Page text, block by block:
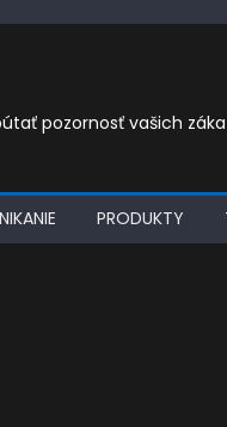
pozornosť vašich
PRODUKTY